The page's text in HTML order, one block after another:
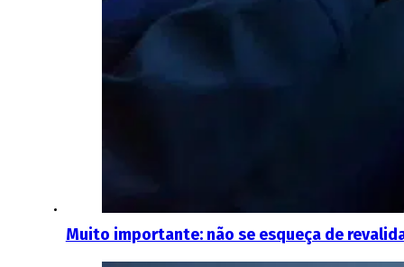
Muito importante: não se esqueça de